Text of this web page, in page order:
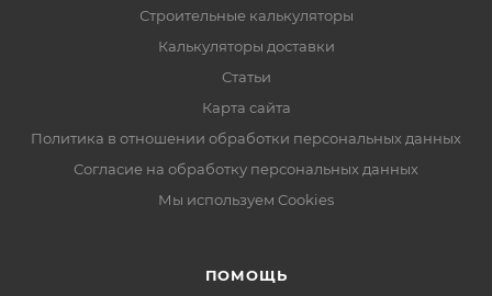
Строительные калькуляторы
Калькуляторы доставки
Статьи
Карта сайта
Политика в отношении обработки персональных данных
Согласие на обработку персональных данных
Мы используем Cookies
ПОМОЩЬ